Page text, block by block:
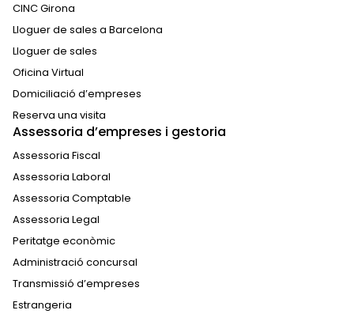
CINC Girona
Lloguer de sales a Barcelona
Lloguer de sales
Oficina Virtual
Domiciliació d’empreses
Reserva una visita
Assessoria d’empreses i gestoria
Assessoria Fiscal
Assessoria Laboral
Assessoria Comptable
Assessoria Legal
Peritatge econòmic
Administració concursal
Transmissió d’empreses
Estrangeria